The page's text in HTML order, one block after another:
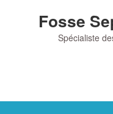
Fosse
Spécialiste